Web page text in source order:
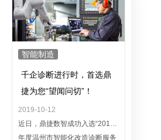
智能制造
千企诊断进行时，首选鼎
捷为您“望闻问切”！
2019-10-12
近日，鼎捷数智成功入选“2019
年度温州市智能化改造诊断服务